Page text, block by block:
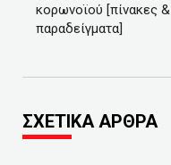
κορωνοϊού [πίνακες &
παραδείγματα]
ΣΧΕΤΙΚΑ ΑΡΘΡΑ